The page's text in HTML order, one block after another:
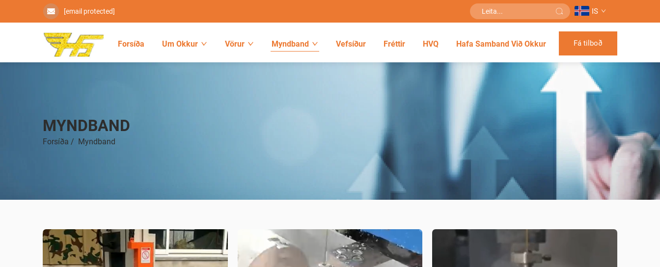
[email protected] IS
Forsíða Um Okkur Vörur Myndband Vefsíður Fréttir HVQ Hafa Samband Við Okkur Fá tilboð
MYNDBAND
Forsíða / Myndband